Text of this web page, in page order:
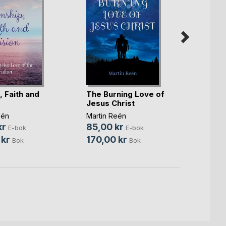
Faith and
E-bok
Bok
The Burning Love of
Jesus Christ
Martin Reén
85,00 kr E-bok
170,00 kr Bok